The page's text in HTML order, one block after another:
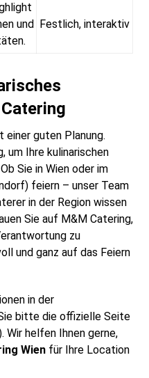
und Festlich, interaktiv
einer guten Planung.
um Ihre kulinarischen
Sie in Wien oder im
feiern – unser Team
in der Region wissen
Sie auf M&M Catering,
zu
und ganz auf das Feiern
in der
bitte die offizielle Seite
Wir helfen Ihnen gerne,
Wien für Ihre Location